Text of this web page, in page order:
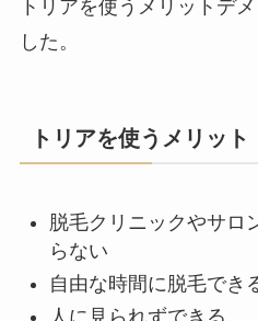
トリアを使うメリットデ
した。
トリアを使うメリット
脱毛クリニックやサロ
らない
自由な時間に脱毛でき